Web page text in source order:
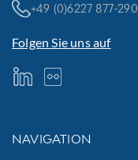
+49 (0)6227 877-290
Folgen Sie uns auf
NAVIGATION